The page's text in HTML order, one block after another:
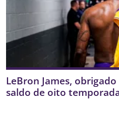
LeBron James,
saldo de oito